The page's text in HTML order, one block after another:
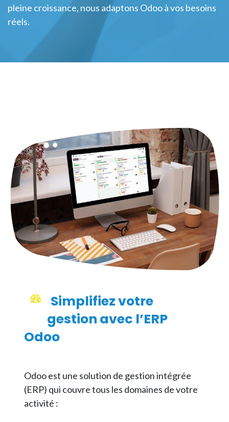
pleine croissance, nous adaptons Odoo à vos besoins
réels.
Simplifiez votre
gestion avec l’ERP
Odoo
Odoo est une solution de gestion intégrée
(ERP) qui couvre tous les domaines de votre
activité :